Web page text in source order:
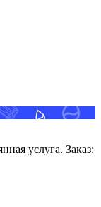
услуга. Заказ: